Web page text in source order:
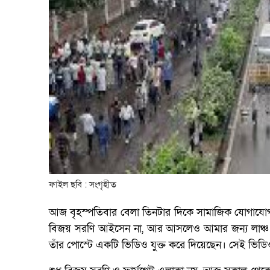
ফাইল ছবি : সংগৃহীত
আজ বৃহস্পতিবার বেলা তিনটার দিকে সামাজিক
বিজয় সরণি আইসেন না, আর আসলেও আমার জন্য লাঞ্চ
তাঁর পোস্টে একটি ভিডিও যুক্ত করে দিয়েছেন। সেই